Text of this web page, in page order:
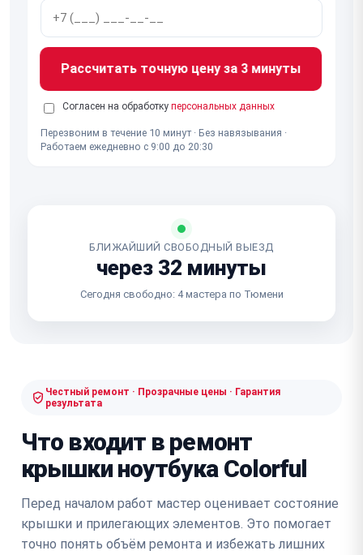
Рассчитать точную цену за 3 минуты
Согласен на обработку персональных данных
Перезвоним в течение 10 минут · Без навязывания ·
Работаем ежедневно с 9:00 до 20:30
БЛИЖАЙШИЙ СВОБОДНЫЙ ВЫЕЗД
через 32 минуты
Сегодня свободно: 4 мастера по Тюмени
Честный ремонт · Прозрачные цены · Гарантия
результата
Что входит в ремонт
крышки ноутбука Colorful
Перед началом работ мастер оценивает состояние
крышки и прилегающих элементов. Это помогает
точно понять объём ремонта и избежать лишних